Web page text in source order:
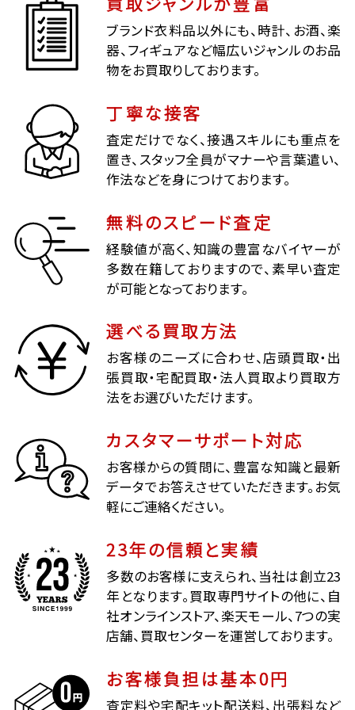
ブランド衣料品以外にも、時計、お酒、楽
器、フィギュアなど幅広いジャンルのお品
物をお買取りしております。
丁寧な接客
査定だけでなく、接遇スキルにも重点を
置き、スタッフ全員がマナーや言葉遣い、
作法などを身につけております。
無料のスピード査定
経験値が高く、知識の豊富なバイヤーが
多数在籍しておりますので、素早い査定
が可能となっております。
選べる買取方法
お客様のニーズに合わせ、店頭買取・出
張買取・宅配買取・法人買取より買取方
法をお選びいただけます。
カスタマーサポート対応
お客様からの質問に、豊富な知識と最新
データでお答えさせていただきます。お気
軽にご連絡ください。
23年の信頼と実績
多数のお客様に支えられ、当社は創立23
年となります。買取専門サイトの他に、自
社オンラインストア、楽天モール、7つの実
店舗、買取センターを運営しております。
お客様負担は基本0円
査定料や宅配キット配送料、出張料など